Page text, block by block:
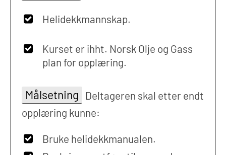
Helidekkmannskap.
Kurset er ihht. Norsk Olje og Gass
plan for opplæring.
Målsetning
Deltageren skal etter endt
opplæring kunne:
Bruke helidekkmanualen.